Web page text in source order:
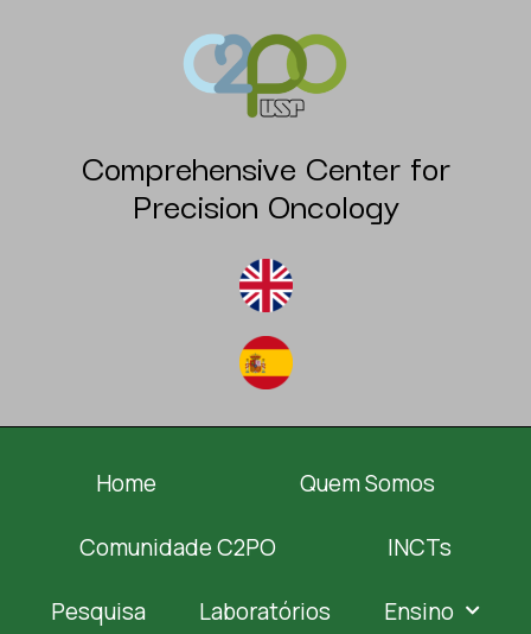
Comprehensive Center for
Precision Oncology
Home Quem Somos
Comunidade C2PO INCTs
Pesquisa Laboratórios Ensino